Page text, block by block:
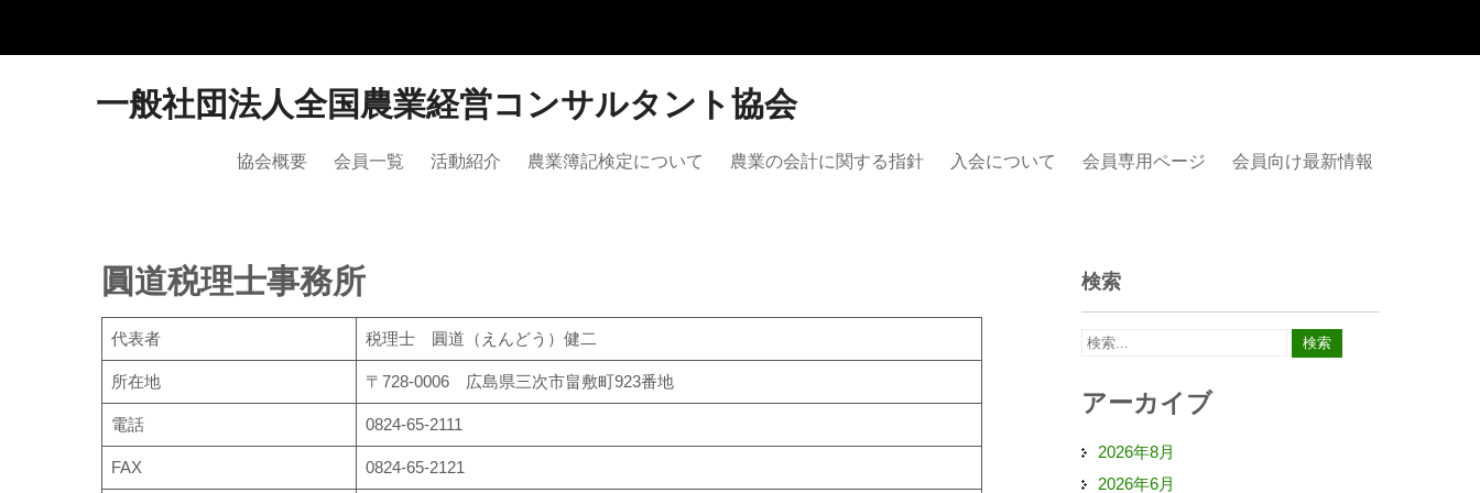
一般社団法人全国農業経営コンサルタント協会
協会概要 会員一覧 活動紹介 農業簿記検定について 農業の会計に関する指針 入会について 会員専用ページ 会員向け最新情報
圓道税理士事務所
代表者 税理士 圓道（えんどう）健二
所在地 〒728-0006 広島県三次市畠敷町923番地
電話 0824-65-2111
FAX 0824-65-2121
検索
アーカイブ
2026年8月
2026年6月